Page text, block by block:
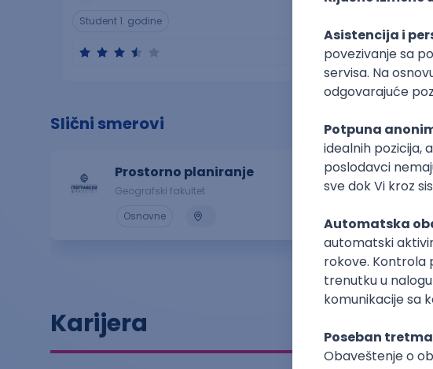
Student 1. godine
Slični smerovi
Prostorno planiranje
Geografski fakultet
Osnovne
2.7
Karijera